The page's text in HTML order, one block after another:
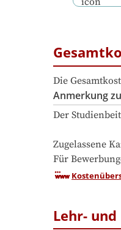
Die
Anmerkung
Der
Zugelassene
Für
Lehr-